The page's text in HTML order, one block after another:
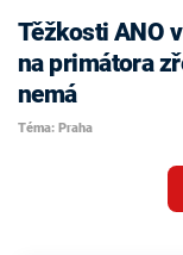
Těžkosti ANO
na primátora
nemá
Téma: Praha